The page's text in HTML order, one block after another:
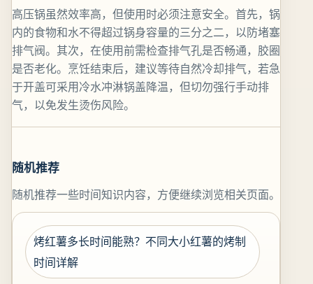
高压锅虽然效率高，但使用时必须注意安全。首先，锅
内的食物和水不得超过锅身容量的三分之二，以防堵塞
排气阀。其次，在使用前需检查排气孔是否畅通，胶圈
是否老化。烹饪结束后，建议等待自然冷却排气，若急
于开盖可采用冷水冲淋锅盖降温，但切勿强行手动排
气，以免发生烫伤风险。
随机推荐
随机推荐一些时间知识内容，方便继续浏览相关页面。
烤红薯多长时间能熟？不同大小红薯的烤制
时间详解